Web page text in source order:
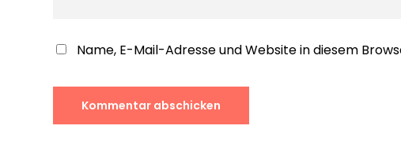
Name, E-Mail-Adresse und Website in diesem